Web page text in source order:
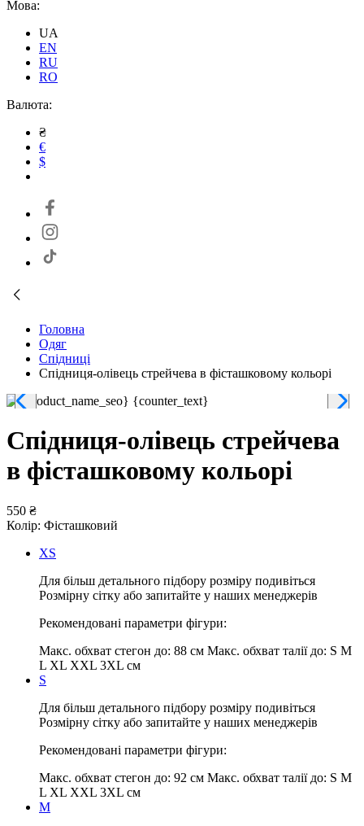
Мова:
UA
EN
RU
RO
Валюта:
₴
€
$
Головна
Одяг
Спідниці
Спідниця-олівець стрейчева в фісташковому кольорі
Спідниця-олівець стрейчева
в фісташковому кольорі
550 ₴
Колір: Фісташковий
XS
Для більш детального підбору розміру подивіться
Розмірну сітку або запитайте у наших менеджерів
Рекомендовані параметри фігури:
Макс. обхват стегон до: 88 см Макс. обхват талії до: S M
L XL XXL 3XL см
S
Для більш детального підбору розміру подивіться
Розмірну сітку або запитайте у наших менеджерів
Рекомендовані параметри фігури:
Макс. обхват стегон до: 92 см Макс. обхват талії до: S M
L XL XXL 3XL см
M